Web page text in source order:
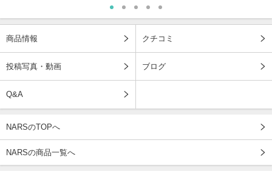
商品情報 クチコミ
投稿写真・動画 ブログ
Q&A
NARSのTOPへ
NARSの商品一覧へ